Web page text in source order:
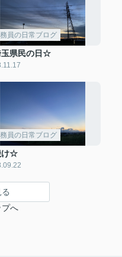
員の日常ブログ
県民の日☆
員の日常ブログ
け☆
プへ